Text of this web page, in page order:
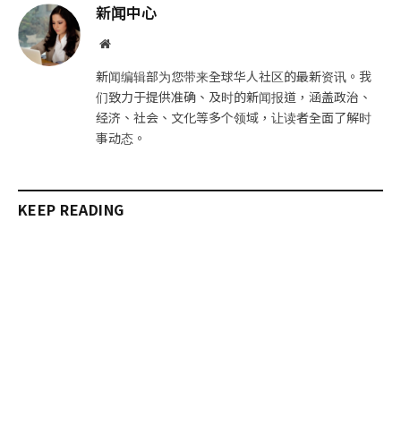
新闻中心
网
新闻编辑部为您带来全球华人社区的最新资讯。我
们致力于提供准确、及时的新闻报道，涵盖政治、
经济、社会、文化等多个领域，让读者全面了解时
事动态。
KEEP READING